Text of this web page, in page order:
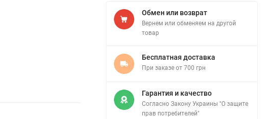
Обмен или возврат
Вернем или обменяем на другой
товар
Бесплатная доставка
При заказе от 700 грн
Гарантия и качество
Согласно Закону Украины "О защите
прав потребителей"